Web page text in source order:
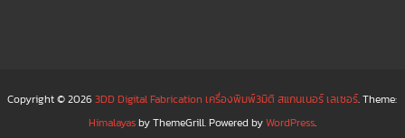
Copyright © 20263DD Digital Fabrication เครื่องพิมพ์3มิติ สแกนเนอร์ เลเซอร์. Theme:
Himalayasby ThemeGrill. Powered byWordPress.